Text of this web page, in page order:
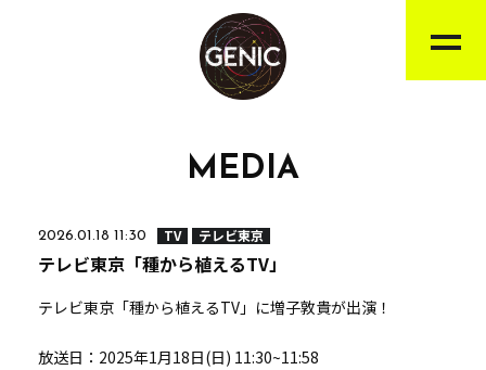
MEDIA
2026.01.18 11:30 TV テレビ東京
テレビ東京「種から植えるTV」
テレビ東京「種から植えるTV」に増子敦貴が出演！
放送日：2025年1月18日(日) 11:30~11:58